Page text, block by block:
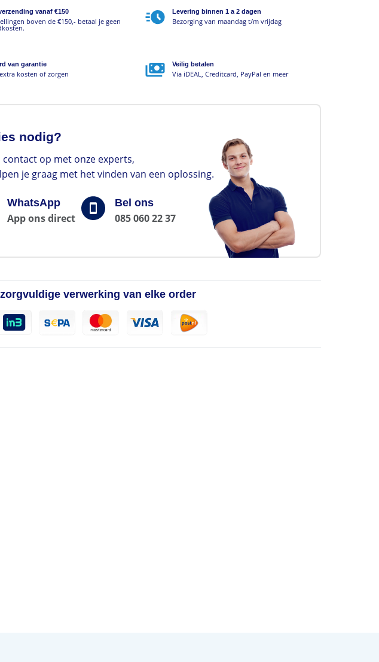
vanaf €150
boven de €150,- betaal je geen
Levering binnen 1 a 2 dagen
Bezorging van maandag t/m vrijdag
van garantie
kosten of zorgen
Veilig betalen
Via iDEAL, Creditcard, PayPal en meer
nodig?
contact op met onze experts,
je graag met het vinden van een oplossing.
WhatsApp
App ons direct
Bel ons
085 060 22 37
verwerking van elke order